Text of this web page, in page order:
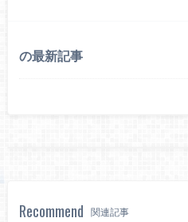
の最新記事
Recommend 関連記事